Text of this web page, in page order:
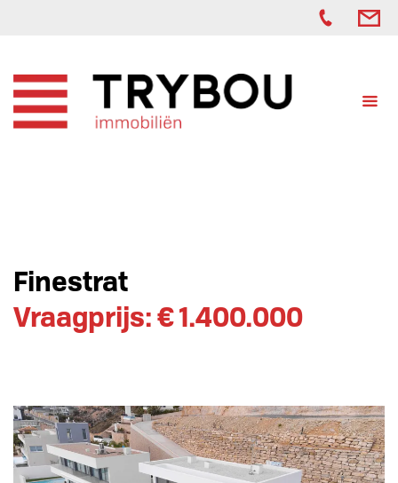
Finestrat
Vraagprijs: € 1.400.000